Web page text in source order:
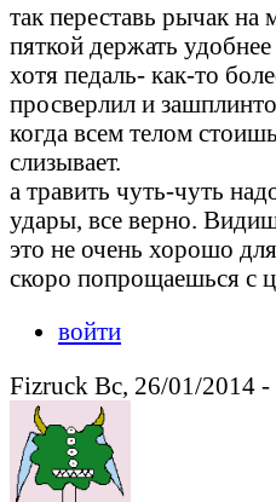
так переставь рычак
пяткой держать
хотя педаль- как-то
просверлил и
когда всем телом
слизывает.
а травить чуть-чуть
удары, все верно.
это не очень хорошо
скоро попрощаешься с
войти
Fizruck Вс, 26/01/2014 -